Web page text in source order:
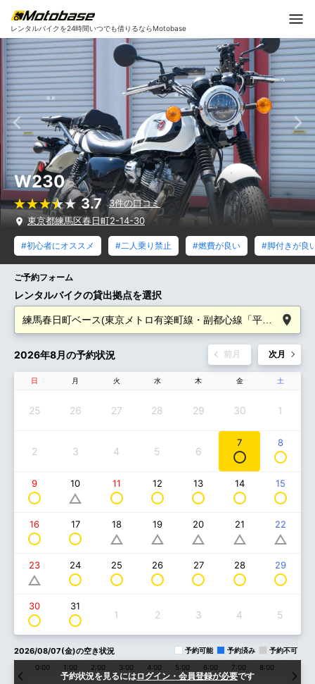
レンタルバイクを24時間いつでも借りるならMotobase
W230
3.7
3件の口コミ
東京都練馬区春日町2-14-30
#初心者にオススメ #二人乗り禁止 #燃費が良い #脚付きが良
ご予約フォーム
レンタルバイクの貸出拠点を選択
2026年8月の予約状況 前月 次月
日 月 火 水 木 金 土
25 26 27 28 29 30 1
2 3 4 5 6
7 8
9 10 11 12 13 14 15
16 17 18 19 20 21 22
23 24 25 26 27 28 29
30 31
1 2 3 4 5
2026/08/07(金)の空き状況 予約可能 予約済み 予約不可
予約状況を見るにはログイン・会員登録が必要です
0:00 1:00 2:00 3:00 4:00 5:00 6:00 7:00 8:00